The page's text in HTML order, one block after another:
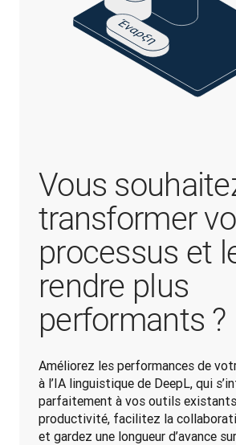
Vous
transformer
processus et
rendre plus
performants ?
Améliorez les performances de
à l’IA linguistique de DeepL, qui
parfaitement à vos outils
productivité, facilitez la
et gardez une longueur d’avance